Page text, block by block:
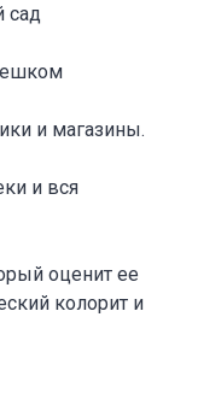
сад
и магазины.
и вся
оценит ее
колорит и